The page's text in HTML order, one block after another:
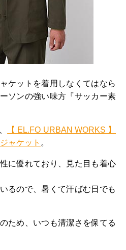
ケットを着用しなくてはなら
ソンの強い味方『サッカー素
【 EL.FO URBAN WORKS 】
ャケット 。
に優れており、見た目も着心
るので、暑くて汗ばむ日でも
ため、いつも清潔さを保てる